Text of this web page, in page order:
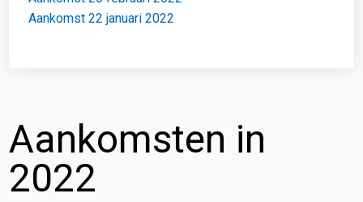
Aankomst 22 januari 2022
Aankomsten in
2022